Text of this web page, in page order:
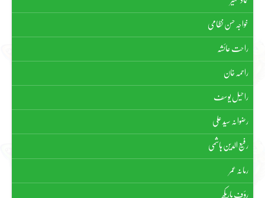
خواجہ حسن نظامی
راحت عائشہ
راحمہ خان
راحیل یوسف
رضوانہ سیّد علی
رفیع الدین ہاشمی
رمانہ عمر
رؤف پاریکھ